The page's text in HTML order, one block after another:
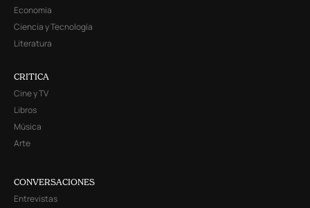
Economía
Ciencia y Tecnología
Literatura
CRITICA
Cine y TV
Libros
Música
Arte
CONVERSACIONES
Entrevistas